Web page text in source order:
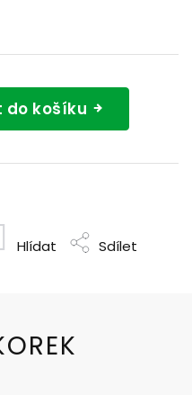
do košíku
Hlídat Sdílet